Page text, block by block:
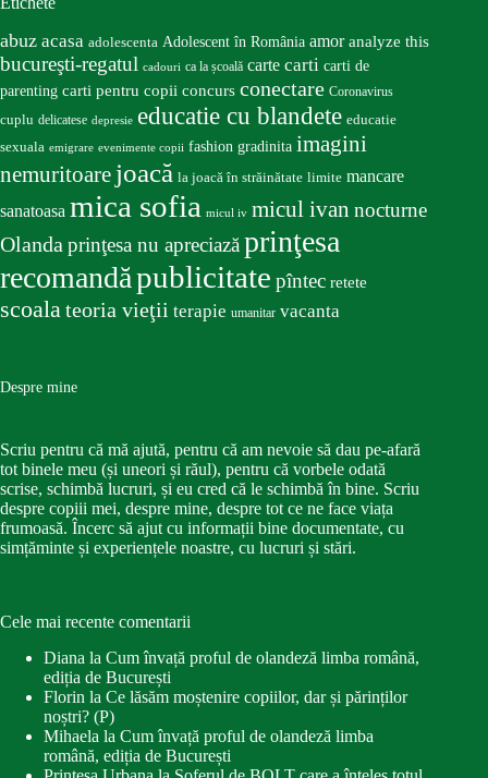
abuz acasa adolescenta Adolescent în România amor analyze this
bucureşti-regatul cadouri ca la școală carte carti carti de
parenting carti pentru copii concurs conectare Coronavirus
cuplu delicatese depresie educatie cu blandete educatie
sexuala emigrare evenimente copii fashion gradinita imagini
nemuritoare joacă la joacă în străinătate limite mancare
sanatoasa mica sofia micul iv micul ivan nocturne
Olandaprinţesa nu apreciazăprinţesa
recomandăpublicitate pîntec retete
scoalateoria vieţii terapie umanitar vacanta
Despre mine
Scriu pentru că mă ajută, pentru că am nevoie să dau pe-afară
tot binele meu (și uneori și răul), pentru că vorbele odată
scrise, schimbă lucruri, și eu cred că le schimbă în bine. Scriu
despre copiii mei, despre mine, despre tot ce ne face viața
frumoasă. Încerc să ajut cu informații bine documentate, cu
simțăminte și experiențele noastre, cu lucruri și stări.
Cele mai recente comentarii
Diana la Cum învață proful de olandeză limba română,
ediția de București
Florin la Ce lăsăm moștenire copiilor, dar și părinților
noștri? (P)
Mihaela la Cum învață proful de olandeză limba
română, ediția de București